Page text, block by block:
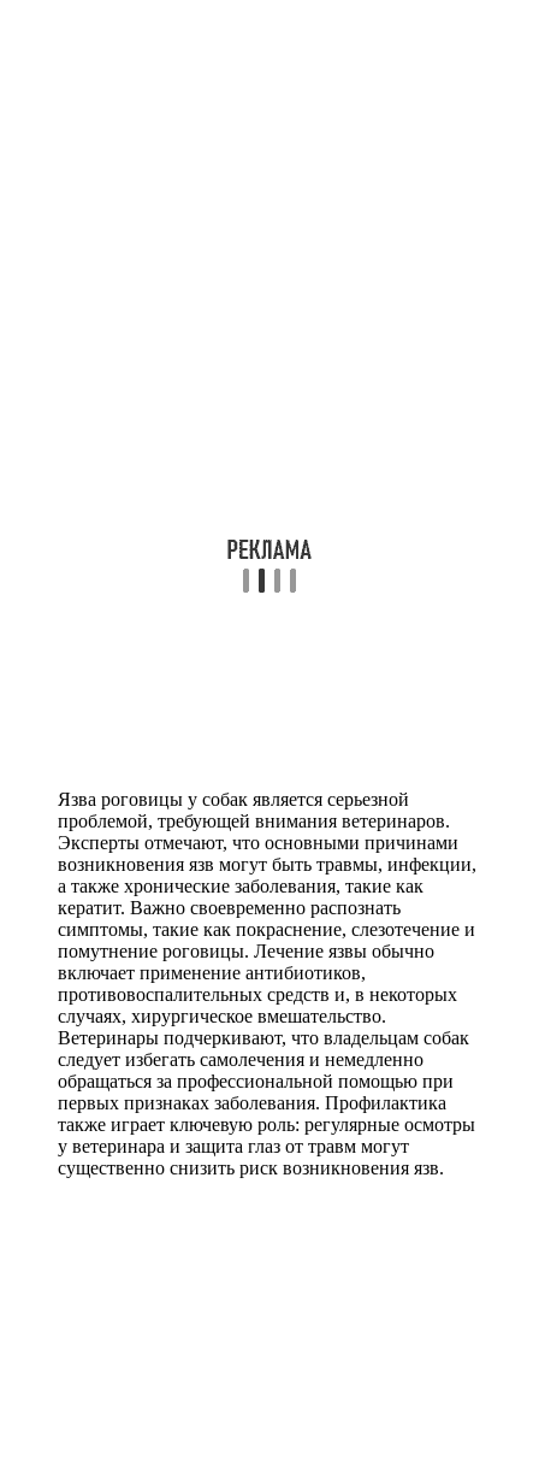
Язва роговицы у собак является серьезной
проблемой, требующей внимания ветеринаров.
Эксперты отмечают, что основными причинами
возникновения язв могут быть травмы, инфекции,
а также хронические заболевания, такие как
кератит. Важно своевременно распознать
симптомы, такие как покраснение, слезотечение и
помутнение роговицы. Лечение язвы обычно
включает применение антибиотиков,
противовоспалительных средств и, в некоторых
случаях, хирургическое вмешательство.
Ветеринары подчеркивают, что владельцам собак
следует избегать самолечения и немедленно
обращаться за профессиональной помощью при
первых признаках заболевания. Профилактика
также играет ключевую роль: регулярные осмотры
у ветеринара и защита глаз от травм могут
существенно снизить риск возникновения язв.